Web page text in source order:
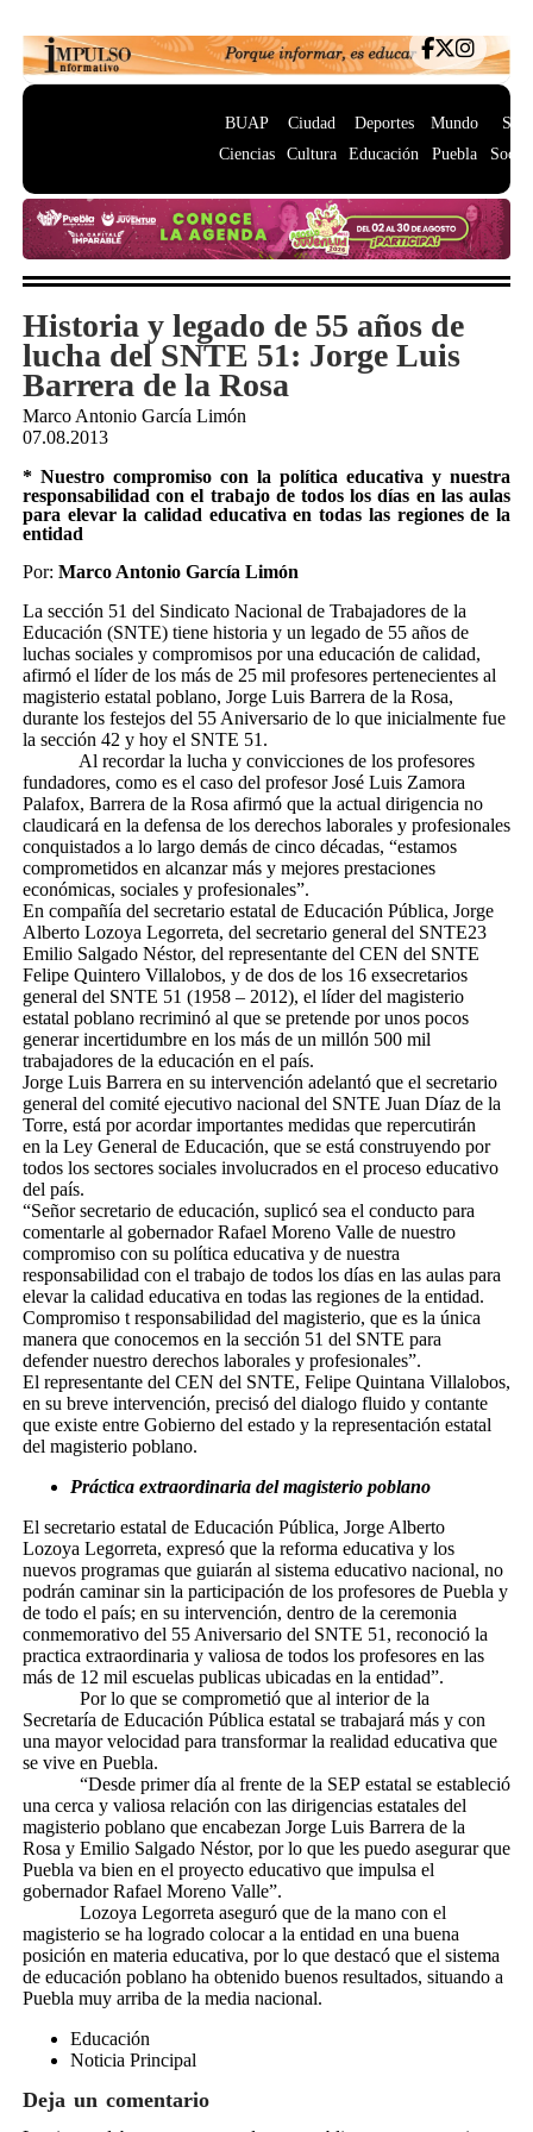
BUAP
Ciencias
Ciudad
Cultura
Deportes
Educación
Mundo
Puebla
Historia y legado de 55 años de
lucha del SNTE 51: Jorge Luis
Barrera de la Rosa
Marco Antonio García Limón
07.08.2013
* Nuestro compromiso con la política educativa y nuestra
responsabilidad con el trabajo de todos los días en las aulas
para elevar la calidad educativa en todas las regiones de la
entidad
Por: Marco Antonio García Limón
La sección 51 del Sindicato Nacional de Trabajadores de la
Educación (SNTE) tiene historia y un legado de 55 años de
luchas sociales y compromisos por una educación de calidad,
afirmó el líder de los más de 25 mil profesores pertenecientes al
magisterio estatal poblano, Jorge Luis Barrera de la Rosa,
durante los festejos del 55 Aniversario de lo que inicialmente fue
la sección 42 y hoy el SNTE 51.
Al recordar la lucha y convicciones de los profesores
fundadores, como es el caso del profesor José Luis Zamora
Palafox, Barrera de la Rosa afirmó que la actual dirigencia no
claudicará en la defensa de los derechos laborales y profesionales
conquistados a lo largo demás de cinco décadas, “estamos
comprometidos en alcanzar más y mejores prestaciones
económicas, sociales y profesionales”.
En compañía del secretario estatal de Educación Pública, Jorge
Alberto Lozoya Legorreta, del secretario general del SNTE23
Emilio Salgado Néstor, del representante del CEN del SNTE
Felipe Quintero Villalobos, y de dos de los 16 exsecretarios
general del SNTE 51 (1958 – 2012), el líder del magisterio
estatal poblano recriminó al que se pretende por unos pocos
generar incertidumbre en los más de un millón 500 mil
trabajadores de la educación en el país.
Jorge Luis Barrera en su intervención adelantó que el secretario
general del comité ejecutivo nacional del SNTE Juan Díaz de la
Torre, está por acordar importantes medidas que repercutirán
en la Ley General de Educación, que se está construyendo por
todos los sectores sociales involucrados en el proceso educativo
del país.
“Señor secretario de educación, suplicó sea el conducto para
comentarle al gobernador Rafael Moreno Valle de nuestro
compromiso con su política educativa y de nuestra
responsabilidad con el trabajo de todos los días en las aulas para
elevar la calidad educativa en todas las regiones de la entidad.
Compromiso t responsabilidad del magisterio, que es la única
manera que conocemos en la sección 51 del SNTE para
defender nuestro derechos laborales y profesionales”.
El representante del CEN del SNTE, Felipe Quintana Villalobos,
en su breve intervención, precisó del dialogo fluido y contante
que existe entre Gobierno del estado y la representación estatal
del magisterio poblano.
Práctica extraordinaria del magisterio poblano
El secretario estatal de Educación Pública, Jorge Alberto
Lozoya Legorreta, expresó que la reforma educativa y los
nuevos programas que guiarán al sistema educativo nacional, no
podrán caminar sin la participación de los profesores de Puebla y
de todo el país; en su intervención, dentro de la ceremonia
conmemorativo del 55 Aniversario del SNTE 51, reconoció la
practica extraordinaria y valiosa de todos los profesores en las
más de 12 mil escuelas publicas ubicadas en la entidad”.
Por lo que se comprometió que al interior de la
Secretaría de Educación Pública estatal se trabajará más y con
una mayor velocidad para transformar la realidad educativa que
se vive en Puebla.
“Desde primer día al frente de la SEP estatal se estableció
una cerca y valiosa relación con las dirigencias estatales del
magisterio poblano que encabezan Jorge Luis Barrera de la
Rosa y Emilio Salgado Néstor, por lo que les puedo asegurar que
Puebla va bien en el proyecto educativo que impulsa el
gobernador Rafael Moreno Valle”.
Lozoya Legorreta aseguró que de la mano con el
magisterio se ha logrado colocar a la entidad en una buena
posición en materia educativa, por lo que destacó que el sistema
de educación poblano ha obtenido buenos resultados, situando a
Puebla muy arriba de la media nacional.
Educación
Noticia Principal
Deja un comentario